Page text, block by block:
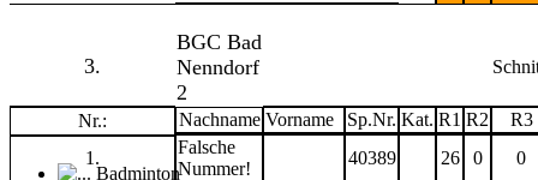
3.
BGC Bad
Nenndorf
2
Nr.: Nachname Vorname Sp.Nr. Kat. R1 R2
R3
1.
Falsche
Nummer!
40389 26 0 0